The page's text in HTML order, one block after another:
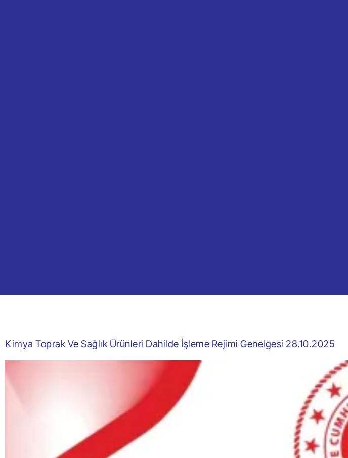
Kimya Toprak Ve Sağlık Ürünleri Dahilde İşleme Rejimi Genelgesi 28.10.2025